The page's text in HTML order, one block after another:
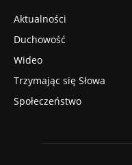
Aktualności
Duchowość
Wideo
Trzymając się Słowa
Społeczeństwo